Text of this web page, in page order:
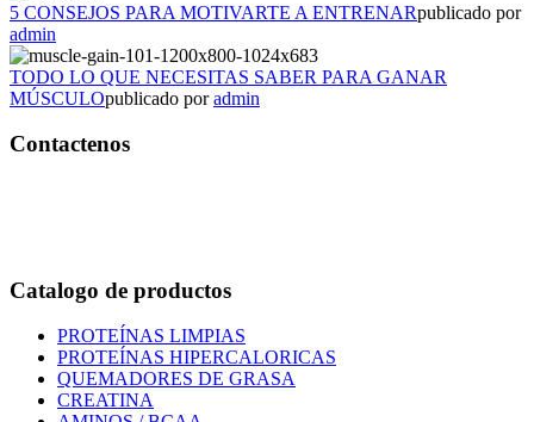
5 CONSEJOS PARA MOTIVARTE A ENTRENARpublicado por
admin
TODO LO QUE NECESITAS SABER PARA GANAR
MÚSCULOpublicado poradmin
Contactenos
Catalogo de productos
PROTEÍNAS LIMPIAS
PROTEÍNAS HIPERCALORICAS
QUEMADORES DE GRASA
CREATINA